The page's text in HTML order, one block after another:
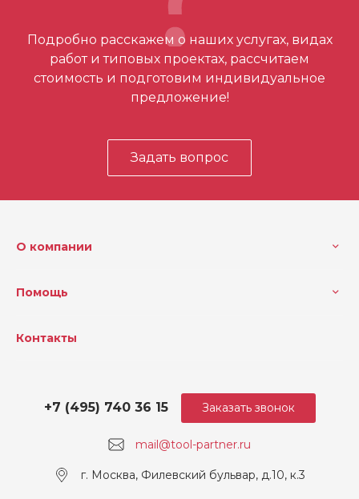
Подробно расскажем о наших услугах, видах
работ и типовых проектах, рассчитаем
стоимость и подготовим индивидуальное
предложение!
Задать вопрос
О компании
Помощь
Контакты
mail@tool-partner.ru
+7 (495) 740 36 15
г. Москва, Филевский бульвар, д.10, к.3
Заказать звонок